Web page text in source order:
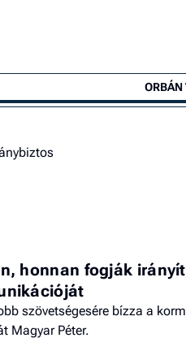
ORBÁN
honnan fogják
szövetségesére bízza a
Magyar Péter.